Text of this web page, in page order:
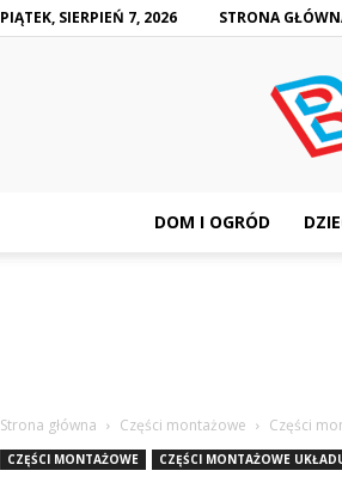
PIĄTEK, SIERPIEŃ 7, 2026 STRONA
DOM I OGRÓD
Strona główna Części montażowe Części
CZĘŚCI MONTAŻOWE CZĘŚCI MONTAŻOWE